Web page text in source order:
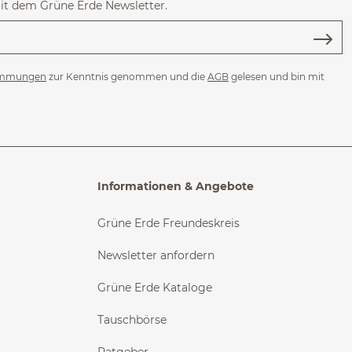
dem Grüne Erde Newsletter.
zur Kenntnis genommen und die AGB gelesen und bin mit
Informationen & Angebote
Grüne Erde Freundeskreis
Newsletter anfordern
Grüne Erde Kataloge
Tauschbörse